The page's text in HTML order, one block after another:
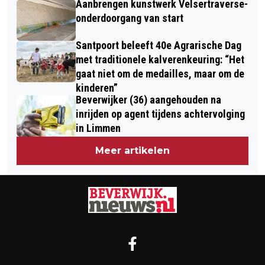
VOERTUIGEN BESCHADIGD
WIJCKSE HOEVE: LIEFDE, MODDER EN
VEEL GEKNOR
Aanbrengen kunstwerk Velsertraverse-
onderdoorgang van start
Santpoort beleeft 40e Agrarische Dag
met traditionele kalverenkeuring: “Het
gaat niet om de medailles, maar om de
kinderen”
Beverwijker (36) aangehouden na
inrijden op agent tijdens achtervolging
in Limmen
Meer artikelen